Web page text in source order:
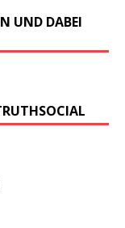
UND DABEI